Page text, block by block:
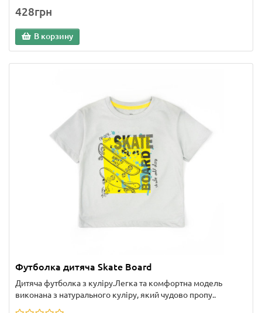
428грн
В корзину
Футболка дитяча Skate Board
Дитяча футболка з куліру.Легка та комфортна модель
виконана з натурального куліру, який чудово пропу..